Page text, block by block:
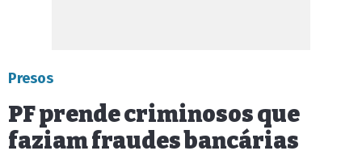
Presos
PF prende criminosos que
faziam fraudes bancárias